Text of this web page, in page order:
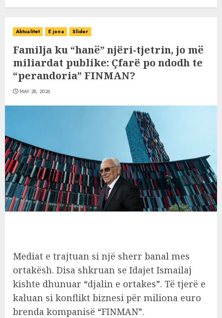
Aktualitet E jona Slider
Familja ku “hanё” njëri-tjetrin, jo mё
miliardat publike: Çfarë po ndodh te
“perandoria” FINMAN?
MAY 28, 2026
Mediat e trajtuan si një sherr banal mes
ortakësh. Disa shkruan se Idajet Ismailaj
kishte dhunuar “djalin e ortakes”. Të tjerë e
kaluan si konflikt biznesi për miliona euro
brenda kompanisë “FINMAN”.